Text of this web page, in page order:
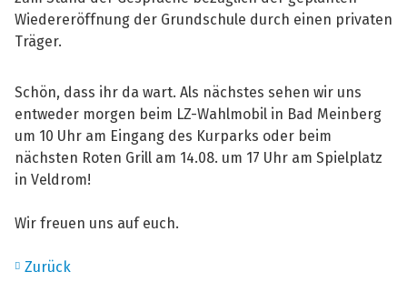
Wiedereröffnung der Grundschule durch einen privaten
Träger.
Schön, dass ihr da wart. Als nächstes sehen wir uns
entweder morgen beim LZ-Wahlmobil in Bad Meinberg
um 10 Uhr am Eingang des Kurparks oder beim
nächsten Roten Grill am 14.08. um 17 Uhr am Spielplatz
in Veldrom!
Wir freuen uns auf euch.
Zurück